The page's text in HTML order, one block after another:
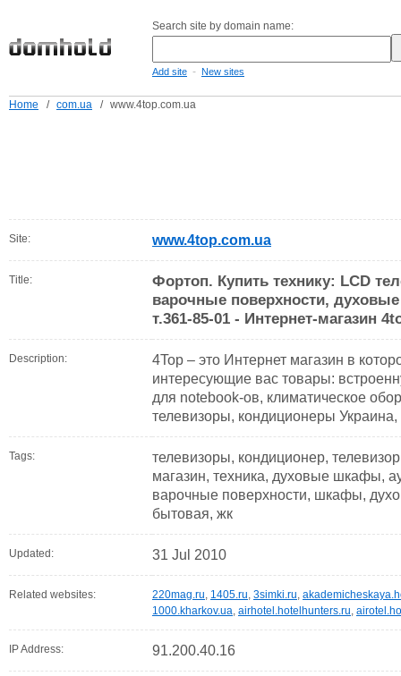
Search site by domain name:
Add site - New sites
Home / com.ua / www.4top.com.ua
Site: www.4top.com.ua
Title:
Фортоп. Купить технику: LCD
варочные поверхности,
т.361-85-01 - Интернет-магазин
Description:
4Top – это Интернет магазин в
интересующие вас товары:
для notebook-ов, климатическое
телевизоры, кондиционеры Украина,
Tags:
телевизоры, кондиционер,
магазин, техника, духовые шкафы,
варочные поверхности, шкафы,
бытовая, жк
Updated: 31 Jul 2010
Related websites: 220mag.ru, 1405.ru, 3simki.ru,
1000.kharkov.ua, airhotel.hotelhunters.ru,
IP Address: 91.200.40.16